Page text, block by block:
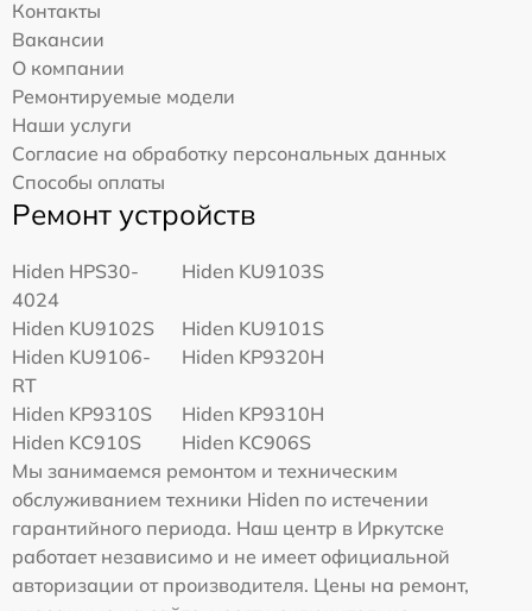
Контакты
Вакансии
О компании
Ремонтируемые модели
Наши услуги
Согласие на обработку персональных данных
Способы оплаты
Ремонт устройств
Hiden HPS30-
4024
Hiden KU9103S
Hiden KU9102S
Hiden KU9101S
Hiden KU9106-
RT
Hiden KP9320H
Hiden KP9310S
Hiden KP9310H
Hiden KC910S
Hiden KC906S
Мы занимаемся ремонтом и техническим
обслуживанием техники Hiden по истечении
гарантийного периода. Наш центр в Иркутске
работает независимо и не имеет официальной
авторизации от производителя. Цены на ремонт,